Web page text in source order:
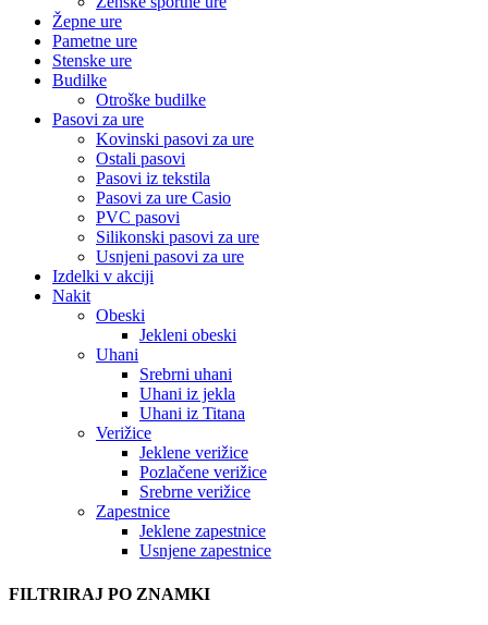
Žepne ure
Pametne ure
Stenske ure
Budilke
Otroške budilke
Pasovi za ure
Kovinski pasovi za ure
Ostali pasovi
Pasovi iz tekstila
Pasovi za ure Casio
PVC pasovi
Silikonski pasovi za ure
Usnjeni pasovi za ure
Izdelki v akciji
Nakit
Obeski
Jekleni obeski
Uhani
Srebrni uhani
Uhani iz jekla
Uhani iz Titana
Verižice
Jeklene verižice
Pozlačene verižice
Srebrne verižice
Zapestnice
Jeklene zapestnice
Usnjene zapestnice
FILTRIRAJ PO ZNAMKI